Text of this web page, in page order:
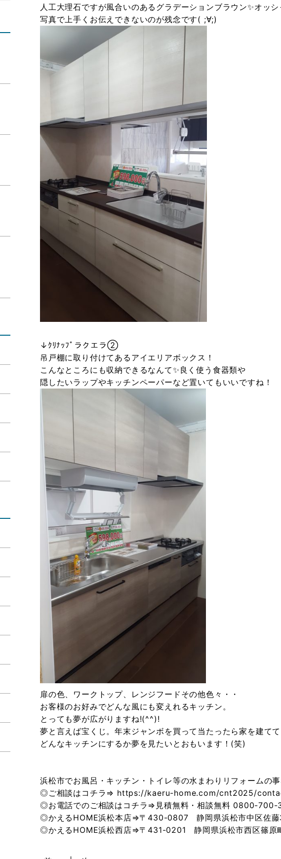
人工大理石ですが風合いのあるグラデーションブラウン✨オッシ
写真で上手くお伝えできないのが残念です( ;∀;)
↓ｸﾘﾅｯﾌﾟラクエラ②
吊戸棚に取り付けてあるアイエリアボックス！
こんなところにも収納できるなんて✨良く使う食器類や
隠したいラップやキッチンペーパーなど置いてもいいですね！
扉の色、ワークトップ、レンジフードその他色々・・
お客様のお好みでどんな風にも変えれるキッチン。
とっても夢が広がりますね!(^^)!
夢と言えば宝くじ。年末ジャンボを買って当たったら家を建てて
どんなキッチンにするか夢を見たいとおもいます！(笑)
浜松市でお風呂・キッチン・トイレ等の水まわりリフォームの
◎ご相談はコチラ⇒ https://kaeru-home.com/cnt2025/
◎お電話でのご相談はコチラ⇒見積無料・相談無料 0800-700-
◎かえるHOME浜松本店⇒〒430-0807 静岡県浜松市中区佐
◎かえるHOME浜松西店⇒〒431-0201 静岡県浜松市西区篠原